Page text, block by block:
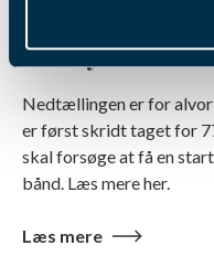
Derby 2026
Nedtællingen er for alvor
er først skridt taget for
skal forsøge at få en
bånd. Læs mere her.
Læs mere